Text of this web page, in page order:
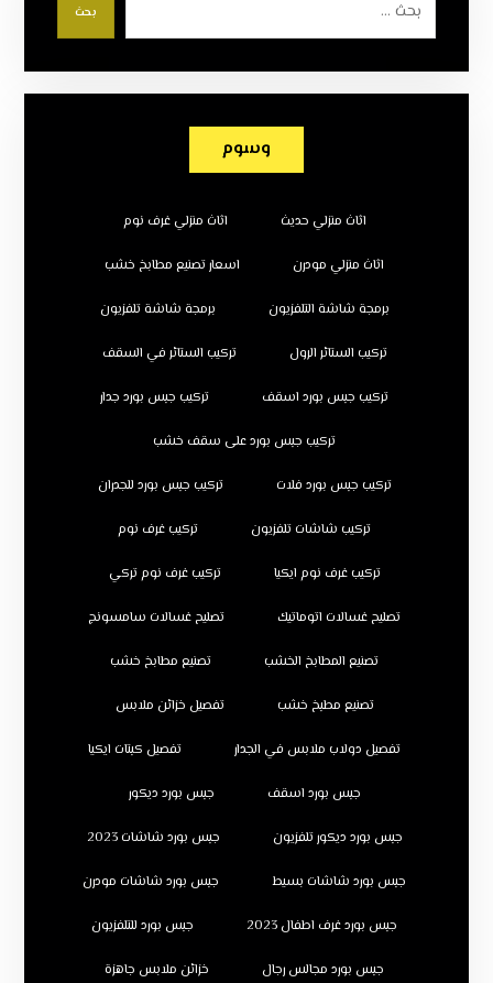
بحث
وسوم
اثاث منزلي حديث اثاث منزلي غرف نوم
اثاث منزلي مودرن اسعار تصنيع مطابخ خشب
برمجة شاشة التلفزيون برمجة شاشة تلفزيون
تركيب الستائر الرول تركيب الستائر في السقف
تركيب جبس بورد اسقف تركيب جبس بورد جدار
تركيب جبس بورد على سقف خشب
تركيب جبس بورد فلات تركيب جبس بورد للجدران
تركيب شاشات تلفزيون تركيب غرف نوم
تركيب غرف نوم ايكيا تركيب غرف نوم تركي
تصليح غسالات اتوماتيك تصليح غسالات سامسونج
تصنيع المطابخ الخشب تصنيع مطابخ خشب
تصنيع مطبخ خشب تفصيل خزائن ملابس
تفصيل دولاب ملابس في الجدار تفصيل كبتات ايكيا
جبس بورد اسقف جبس بورد ديكور
جبس بورد ديكور تلفزيون جبس بورد شاشات 2023
جبس بورد شاشات بسيط جبس بورد شاشات مودرن
جبس بورد غرف اطفال 2023 جبس بورد للتلفزيون
جبس بورد مجالس رجال خزائن ملابس جاهزة